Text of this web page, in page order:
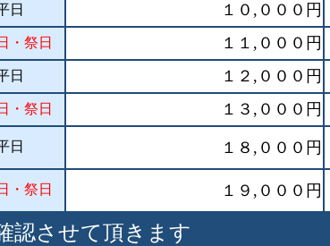
日 １０,０００円
・祭日 １１,０００円
日 １２,０００円
・祭日 １３,０００円
日 １８,０００円
・祭日 １９,０００円
認させて頂きます